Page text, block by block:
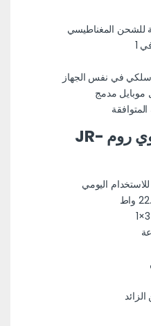
للشحن المغناطيسي
في نفس الجهاز
موبايل مدمج
مميزات باور بانك جوي روم JR-